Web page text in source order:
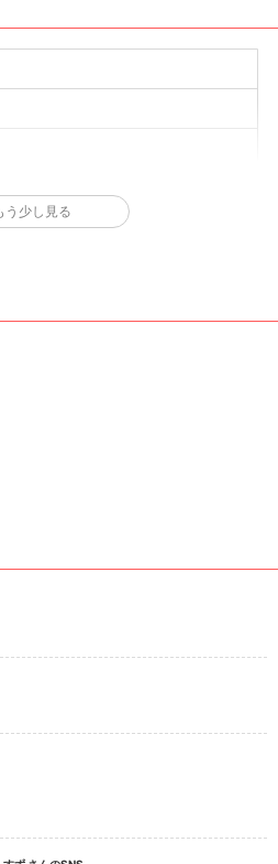
勤情報は一部です。詳細はお店にお問い合わせく
う少し見る